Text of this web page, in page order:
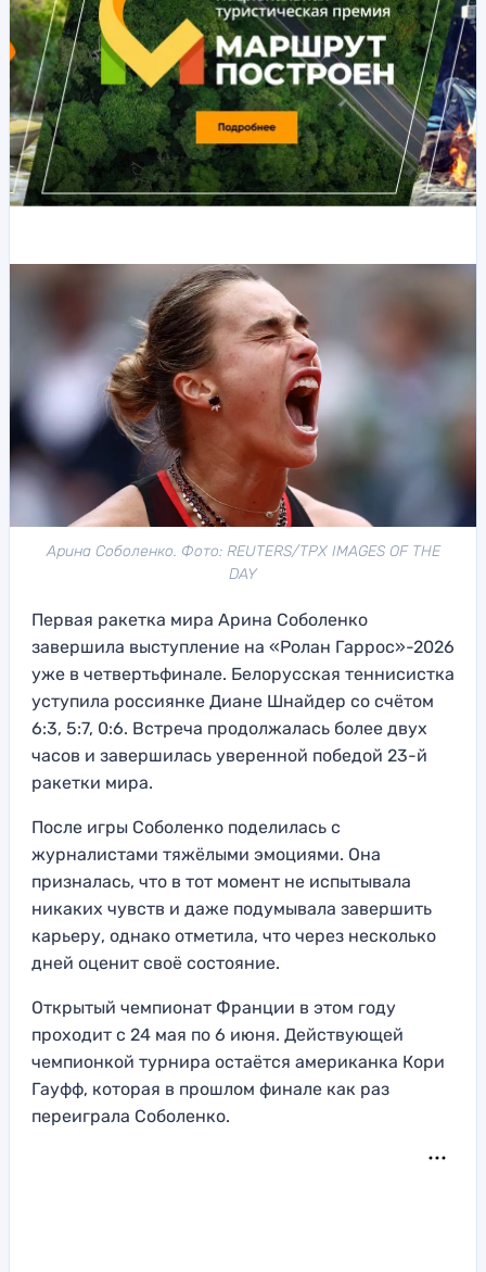
Арина Соболенко. Фото: REUTERS/TPX IMAGES OF THE
DAY
Первая ракетка мира Арина Соболенко
завершила выступление на «Ролан Гаррос»-2026
уже в четвертьфинале. Белорусская теннисистка
уступила россиянке Диане Шнайдер со счётом
6:3, 5:7, 0:6. Встреча продолжалась более двух
часов и завершилась уверенной победой 23-й
ракетки мира.
После игры Соболенко поделилась с
журналистами тяжёлыми эмоциями. Она
призналась, что в тот момент не испытывала
никаких чувств и даже подумывала завершить
карьеру, однако отметила, что через несколько
дней оценит своё состояние.
Открытый чемпионат Франции в этом году
проходит с 24 мая по 6 июня. Действующей
чемпионкой турнира остаётся американка Кори
Гауфф, которая в прошлом финале как раз
переиграла Соболенко.